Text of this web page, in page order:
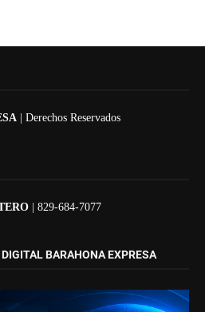
| Derechos Reservados
| 829-684-7077
BARAHONA EXPRESA